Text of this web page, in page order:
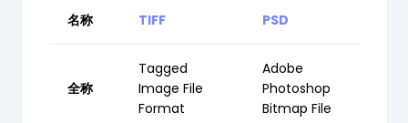
名称 TIFF PSD
全称
Tagged
Image File
Format
Adobe
Photoshop
Bitmap File